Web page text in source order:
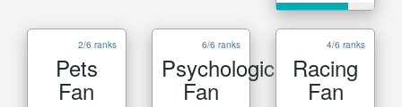
2/6 ranks
Pets
Fan
6/6 ranks
Psychological
Fan
4/6 ranks
Racing
Fan